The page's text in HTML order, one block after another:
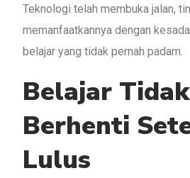
Teknologi telah membuka jalan,
memanfaatkannya dengan
belajar yang tidak pernah padam.
Belajar Tidak
Berhenti
Lulus